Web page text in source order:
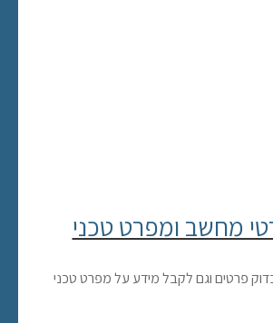
מחשב ומפרט טכני
פרטים וגם לקבל מידע על מפרט טכני